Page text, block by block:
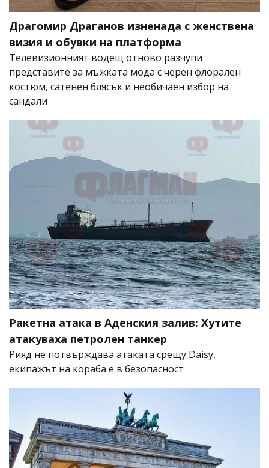
Драгомир Драганов изненада с женствена
визия и обувки на платформа
Телевизионният водещ отново разчупи
представите за мъжката мода с черен флорален
костюм, сатенен блясък и необичаен избор на
сандали
Ракетна атака в Аденския залив: Хутите
атакуваха петролен танкер
Рияд не потвърждава атаката срещу Daisy,
екипажът на кораба е в безопасност